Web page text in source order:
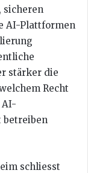
sicheren
AI-Plattformen
stärker die
Recht
AI-
schliesst